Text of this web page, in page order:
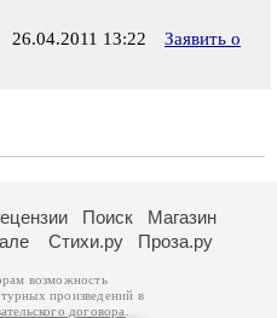
26.04.2011 13:22
Заявить о
Поиск
Магазин
Стихи.ру Проза.ру
возможность
произведений в
договора